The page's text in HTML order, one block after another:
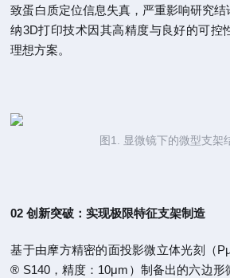
致蛋白质定位信息失真，严重影响研究
纳3D打印技术因其高精度与良好的可控
理想方案。
图1. 显微镜下的微型支架
02 创新突破：实现极限特征支架制造
基于由摩方精密的面投影微立体光刻（
® S140，精度：10μm）制备出的六边形